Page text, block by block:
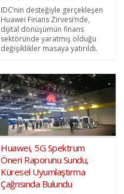
IDC’nin desteğiyle gerçekleşen
Huawei Finans Zirvesi’nde,
dijital dönüşümün finans
sektöründe yaratmış olduğu
değişiklikler masaya yatırıldı.
Huawei, 5G Spektrum
Öneri Raporunu Sundu,
Küresel Uyumlaştırma
Çağrısında Bulundu